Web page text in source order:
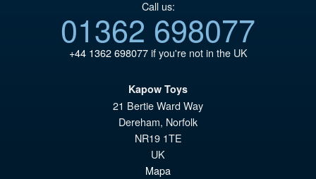
Call us:
01362 698077
+44 1362 698077if you're not in the UK
Kapow Toys
21 Bertie Ward Way
Dereham, Norfolk
NR19 1TE
UK
Mapa